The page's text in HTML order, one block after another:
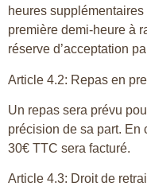
heures
première demi-heure à
réserve d’acceptation
Article 4.2: Repas en
Un repas sera prévu
précision de sa part. En
30€ TTC sera facturé.
Article 4.3: Droit de